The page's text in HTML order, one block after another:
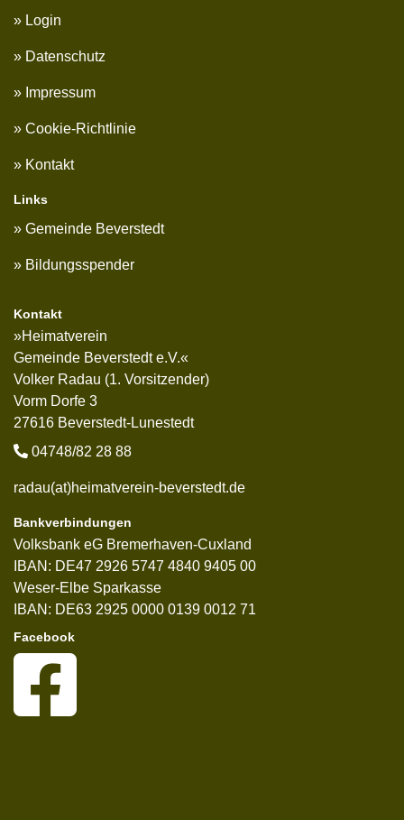
Login
Datenschutz
Impressum
Cookie-Richtlinie
Kontakt
Links
Gemeinde Beverstedt
Bildungsspender
Kontakt
»Heimatverein
Gemeinde Beverstedt e.V.«
Volker Radau (1. Vorsitzender)
Vorm Dorfe 3
27616 Beverstedt-Lunestedt
04748/82 28 88
radau(at)heimatverein-beverstedt.de
Bankverbindungen
Volksbank eG Bremerhaven-Cuxland
IBAN: DE47 2926 5747 4840 9405 00
Weser-Elbe Sparkasse
IBAN: DE63 2925 0000 0139 0012 71
Facebook